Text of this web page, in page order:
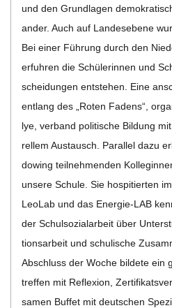
C
H
U
L
E
und den Grund­la­gen
an­der. Auch auf Lan­des­ebene
Bei einer Füh­rung durch den
erfuh­ren die Schü­le­rin­nen und
schei­dun­gen ent­ste­hen. Eine
ent­lang des „Roten Fadens“,
lye, ver­band poli­ti­sche Bil­dung
rel­lem Aus­tausch. Par­al­lel dazu
dowing teil­neh­men­den
unsere Schule. Sie hos­pi­tier­ten
Leo­Lab und das Ener­­gie-LAB
der Schul­so­zi­al­ar­beit über
ti­ons­ar­beit und schu­li­sche
Abschluss der Woche bil­dete ein
tref­fen mit Refle­xion,
sa­men Buf­fet mit deut­schen